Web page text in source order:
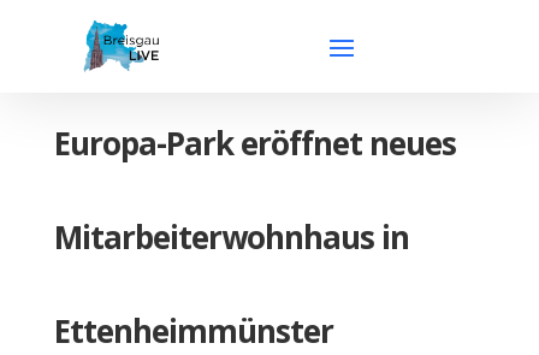
Europa-Park eröffnet neues
Mitarbeiterwohnhaus in
Ettenheimmünster